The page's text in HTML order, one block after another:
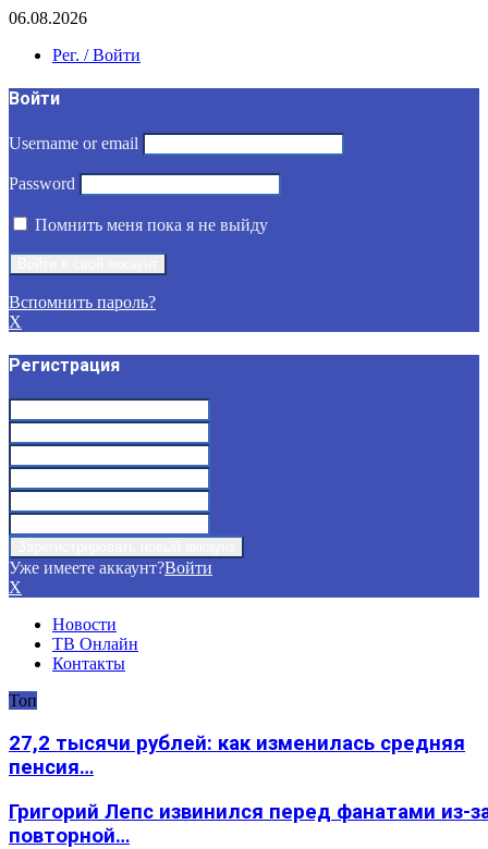
06.08.2026
Рег. / Войти
Войти
Username or email
Password
Помнить меня пока я не выйду
Вспомнить пароль?
X
Регистрация
Уже имеете аккаунт?Войти
X
Новости
ТВ Онлайн
Контакты
Топ
27,2 тысячи рублей: как изменилась средняя
пенсия…
Григорий Лепс извинился перед фанатами из-
повторной…